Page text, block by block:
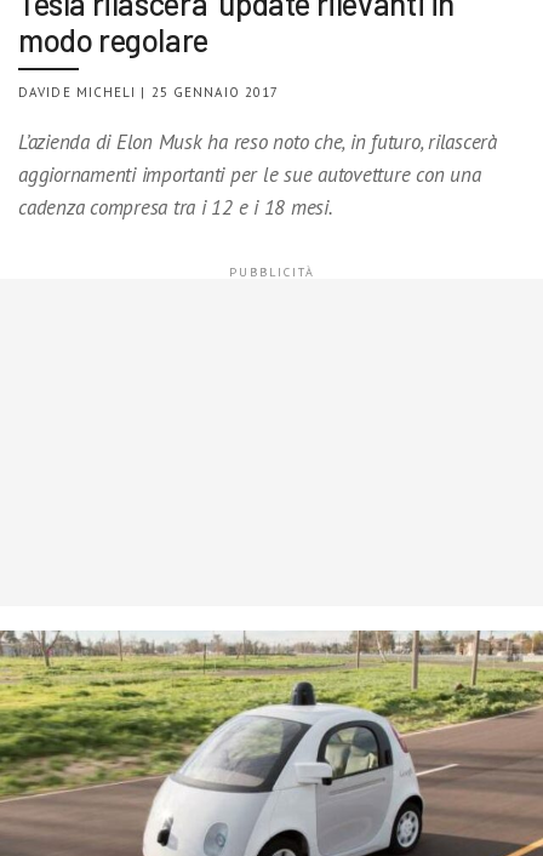
modo regolare
DAVIDE MICHELI | 25 GENNAIO 2017
L’azienda di Elon Musk ha reso noto che, in futuro, rilascerà
aggiornamenti importanti per le sue autovetture con una
cadenza compresa tra i 12 e i 18 mesi.